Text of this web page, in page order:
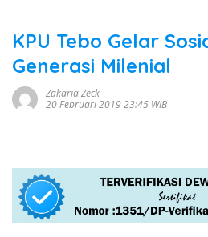
KPU Tebo Gelar
Generasi Milenial
Zakaria Zeck
20 Februari 2019 23:45 WIB